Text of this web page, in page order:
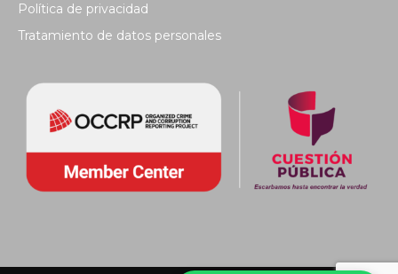
Política de privacidad
Tratamiento de datos personales